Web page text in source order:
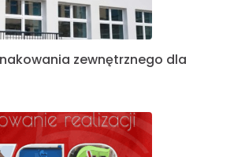
zewnętrznego dla